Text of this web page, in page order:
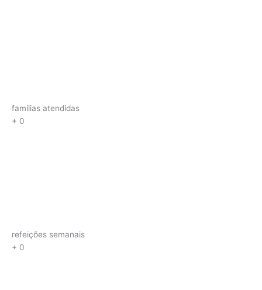
famílias atendidas
+ 0
refeições semanais
+ 0